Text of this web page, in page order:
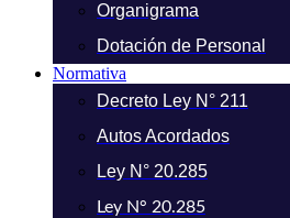
Organigrama
Dotación de Personal
Normativa
Decreto Ley N° 211
Autos Acordados
Ley N° 20.285
Ley N° 20.285